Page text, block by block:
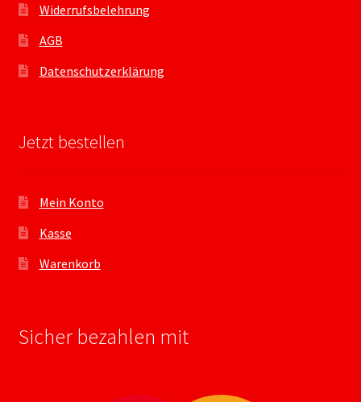
Widerrufsbelehrung
AGB
Datenschutzerklärung
Jetzt bestellen
Mein Konto
Kasse
Warenkorb
Sicher bezahlen mit